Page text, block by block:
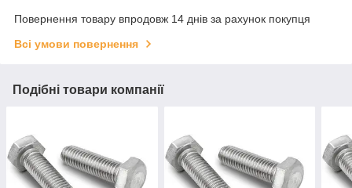
Повернення товару впродовж 14 днів за рахунок покупця
Всі умови повернення
Подібні товари компанії